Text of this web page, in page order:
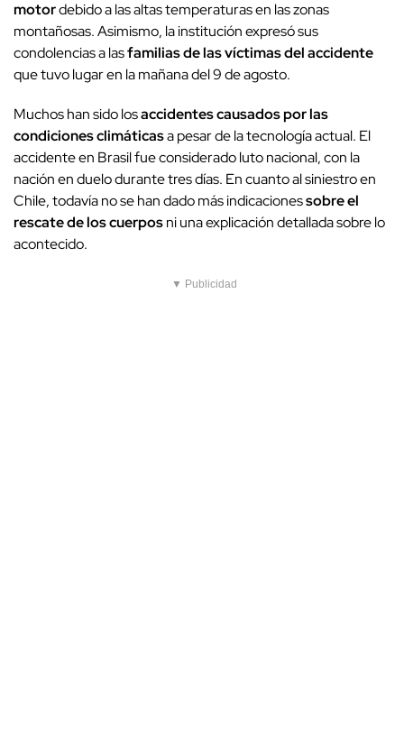
motordebido a las altas temperaturas en las zonas
montañosas. Asimismo, la institución expresó sus
condolencias a lasfamilias de las víctimas del accidente
que tuvo lugar en la mañana del 9 de agosto.
Muchos han sido losaccidentes causados por las
condiciones climáticasa pesar de la tecnología actual. El
accidente en Brasil fue considerado luto nacional, con la
nación en duelo durante tres días. En cuanto al siniestro en
Chile, todavía no se han dado más indicacionessobre el
rescate de los cuerposni una explicación detallada sobre lo
acontecido.
▼ Publicidad